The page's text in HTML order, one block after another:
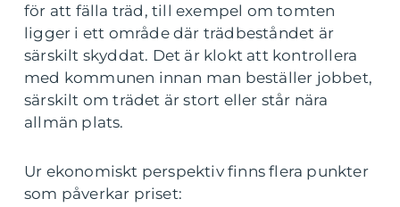
för att fälla träd, till exempel om tomten
ligger i ett område där trädbeståndet är
särskilt skyddat. Det är klokt att kontrollera
med kommunen innan man beställer jobbet,
särskilt om trädet är stort eller står nära
allmän plats.
Ur ekonomiskt perspektiv finns flera punkter
som påverkar priset: